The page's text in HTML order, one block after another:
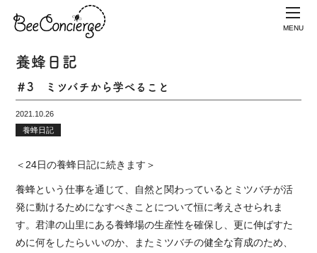
MENU
養蜂日記
＃3 ミツバチから学べること
2021.10.26
養蜂日記
＜24日の養蜂日記に続きます＞
養蜂という仕事を通じて、自然と関わっているとミツバチが活
発に動けるためになすべきことについて恒に考えさせられま
す。君津の山里にある養蜂場の生産性を確保し、更に伸ばすた
めに何をしたらいいのか、またミツバチの健全な育成のため、